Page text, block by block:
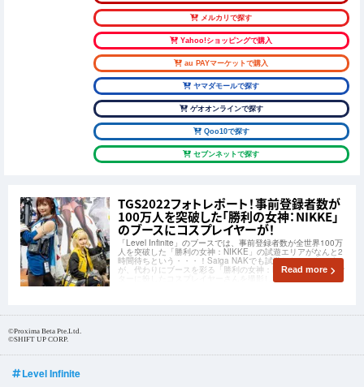
メルカリで探す
Yahoo!ショッピングで購入
au PAYマーケットで購入
ヤマダモールで探す
ゲオオンラインで探す
Qoo10で探す
セブンネットで探す
TGS2022フォトレポート！事前登録者数が
100万人を突破した「勝利の女神：NIKKE」
のブースにコスプレイヤーが！
「Level Infinite」のブースでは、事前登録者数が全世界100万
人を突破した「勝利の女神：NIKKE」の試遊エリアがなんと2
時間待ちという・・・！Saiga NAKでも試遊したかったです
が、代わりにブースを彩る「勝利の女神：NIKKE」のキャラク
Read more
©Proxima Beta Pte.Ltd.
©SHIFT UP CORP.
Level Infinite